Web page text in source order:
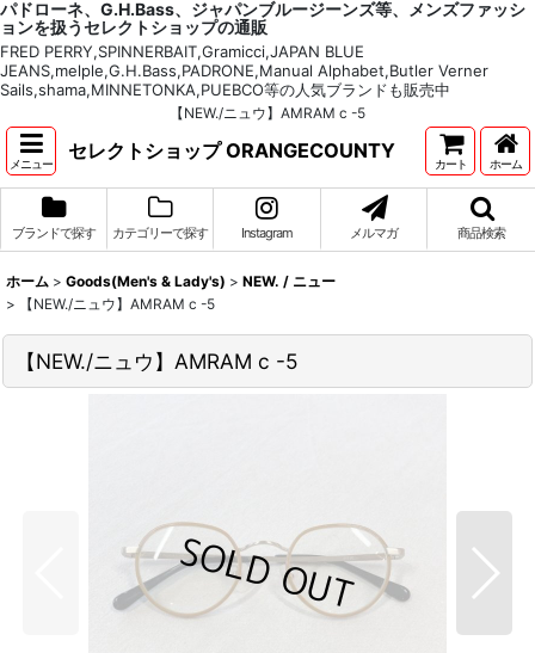
パドローネ、G.H.Bass、ジャパンブルージーンズ等、メンズファッシ
ョンを扱うセレクトショップの通販
FRED PERRY,SPINNERBAIT,Gramicci,JAPAN BLUE
JEANS,melple,G.H.Bass,PADRONE,Manual Alphabet,Butler Verner
Sails,shama,MINNETONKA,PUEBCO等の人気ブランドも販売中
【NEW./ニュウ】AMRAM c -5
メニュー
セレクトショップ ORANGECOUNTY
カート ホーム
ブランドで探す カテゴリーで探す Instagram メルマガ 商品検索
ホーム > Goods(Men's & Lady's) > NEW. / ニュー
>
【NEW./ニュウ】AMRAM c -5
【NEW./ニュウ】AMRAM c -5